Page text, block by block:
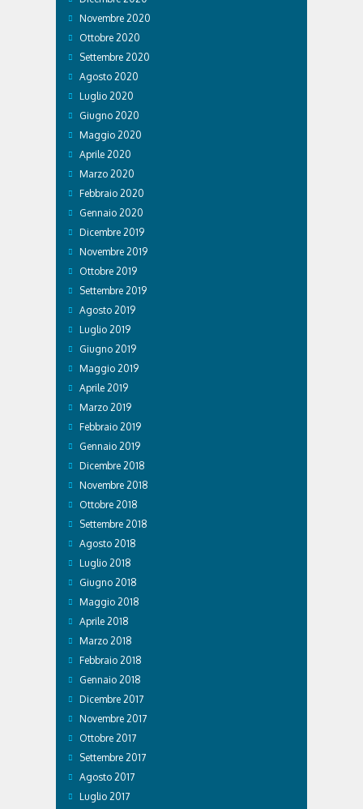
Novembre 2020
Ottobre 2020
Settembre 2020
Agosto 2020
Luglio 2020
Giugno 2020
Maggio 2020
Aprile 2020
Marzo 2020
Febbraio 2020
Gennaio 2020
Dicembre 2019
Novembre 2019
Ottobre 2019
Settembre 2019
Agosto 2019
Luglio 2019
Giugno 2019
Maggio 2019
Aprile 2019
Marzo 2019
Febbraio 2019
Gennaio 2019
Dicembre 2018
Novembre 2018
Ottobre 2018
Settembre 2018
Agosto 2018
Luglio 2018
Giugno 2018
Maggio 2018
Aprile 2018
Marzo 2018
Febbraio 2018
Gennaio 2018
Dicembre 2017
Novembre 2017
Ottobre 2017
Settembre 2017
Agosto 2017
Luglio 2017